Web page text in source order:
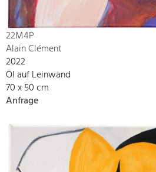
22M4P
Alain Clément
2022
Öl auf Leinwand
70 x 50 cm
Anfrage